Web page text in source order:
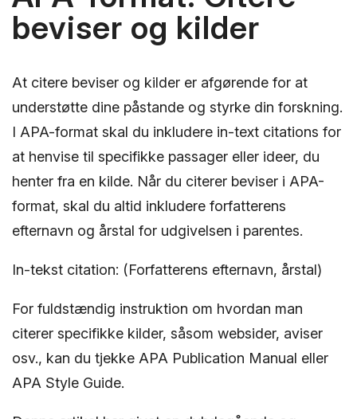
beviser og kilder
At citere beviser og kilder er afgørende for at
understøtte dine påstande og styrke din forskning.
I APA-format skal du inkludere in-text citations for
at henvise til specifikke passager eller ideer, du
henter fra en kilde. Når du citerer beviser i APA-
format, skal du altid inkludere forfatterens
efternavn og årstal for udgivelsen i parentes.
In-tekst citation: (Forfatterens efternavn, årstal)
For fuldstændig instruktion om hvordan man
citerer specifikke kilder, såsom websider, aviser
osv., kan du tjekke APA Publication Manual eller
APA Style Guide.